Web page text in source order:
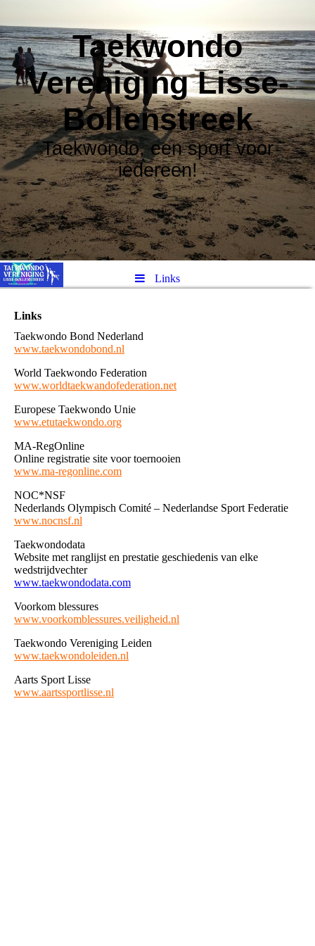
Taekwondo
Vereniging Lisse-
Bollenstreek
Taekwondo, een sport voor
iedereen!
Links
Links
Taekwondo Bond Nederland
www.taekwondobond.nl
World Taekwondo Federation
www.worldtaekwandofederation.net
Europese Taekwondo Unie
www.etutaekwondo.org
MA-RegOnline
Online registratie site voor toernooien
www.ma-regonline.com
NOC*NSF
Nederlands Olympisch Comité – Nederlandse Sport Federatie
www.nocnsf.nl
Taekwondodata
Website met ranglijst en prestatie geschiedenis van elke
wedstrijdvechter
www.taekwondodata.com
Voorkom blessures
www.voorkomblessures.veiligheid.nl
Taekwondo Vereniging Leiden
www.taekwondoleiden.nl
Aarts Sport Lisse
www.aartssportlisse.nl